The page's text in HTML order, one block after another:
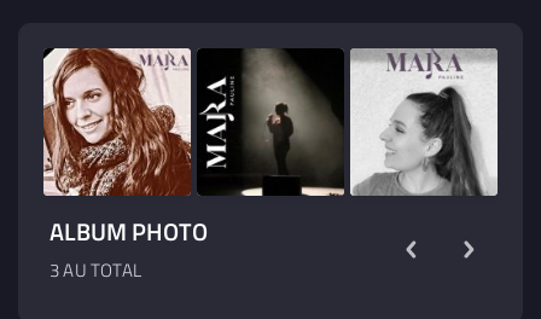
ALBUM PHOTO
3 AU TOTAL